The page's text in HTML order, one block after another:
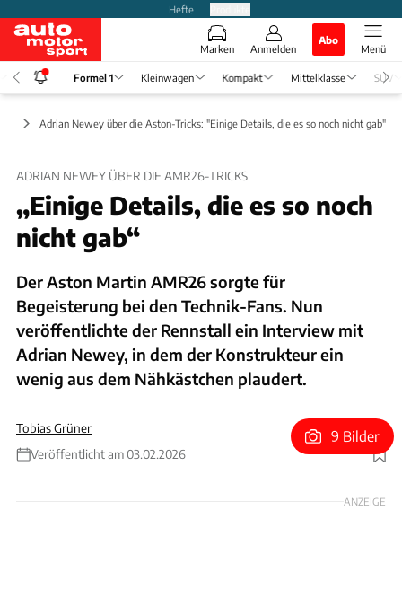
Hefte
Marken Anmelden
Abo
Menü
Formel 1 Kleinwagen Kompakt Mittelklasse SUV
Adrian Newey über die Aston-Tricks: "Einige Details, die es so noch nicht gab"
ADRIAN NEWEY ÜBER DIE AMR26-TRICKS
„Einige Details, die es so noch
nicht gab“
Der Aston Martin AMR26 sorgte für
Begeisterung bei den Technik-Fans. Nun
veröffentlichte der Rennstall ein Interview mit
Adrian Newey, in dem der Konstrukteur ein
wenig aus dem Nähkästchen plaudert.
Tobias Grüner
Veröffentlicht am 03.02.2026
Foto: Zak Mauger via Getty Images
9 Bilder
ANZEIGE